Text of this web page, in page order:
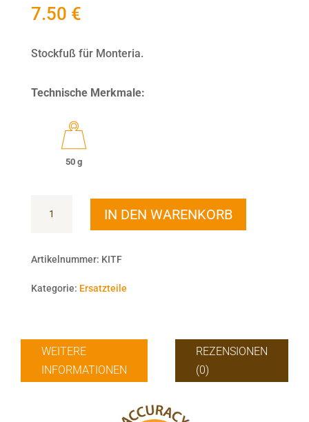
7.50 €
Stockfuß für Monteria.
Technische Merkmale:
50 g
IN DEN WARENKORB
Artikelnummer: KITF
Kategorie: Ersatzteile
WEITERE
INFORMATIONEN
REZENSIONEN
(0)